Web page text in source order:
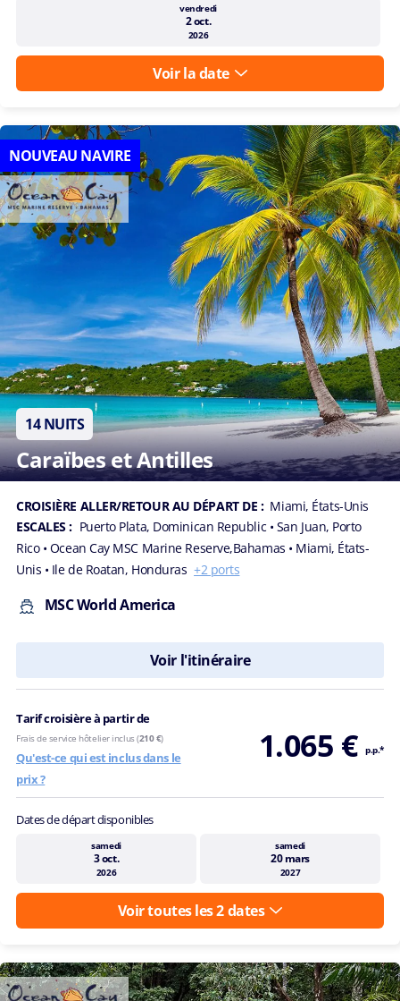
vendredi
2 oct.
2026
Voir la date
NOUVEAU NAVIRE
14 NUITS
Caraïbes et Antilles
CROISIÈRE ALLER/RETOUR AU DÉPART DE : Miami, États-Unis
ESCALES : Puerto Plata, Dominican Republic • San Juan, Porto
Rico • Ocean Cay MSC Marine Reserve,Bahamas • Miami, États-
Unis • Ile de Roatan, Honduras +2 ports
MSC World America
Voir l'itinéraire
Tarif croisière à partir de
1.065 € p.p.*
Frais de service hôtelier inclus (210 €)
Qu'est-ce qui est inclus dans le
prix ?
Dates de départ disponibles
samedi
3 oct.
2026
samedi
20 mars
2027
Voir toutes les 2 dates